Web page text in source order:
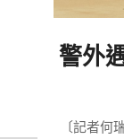
警外
02-〔記者何